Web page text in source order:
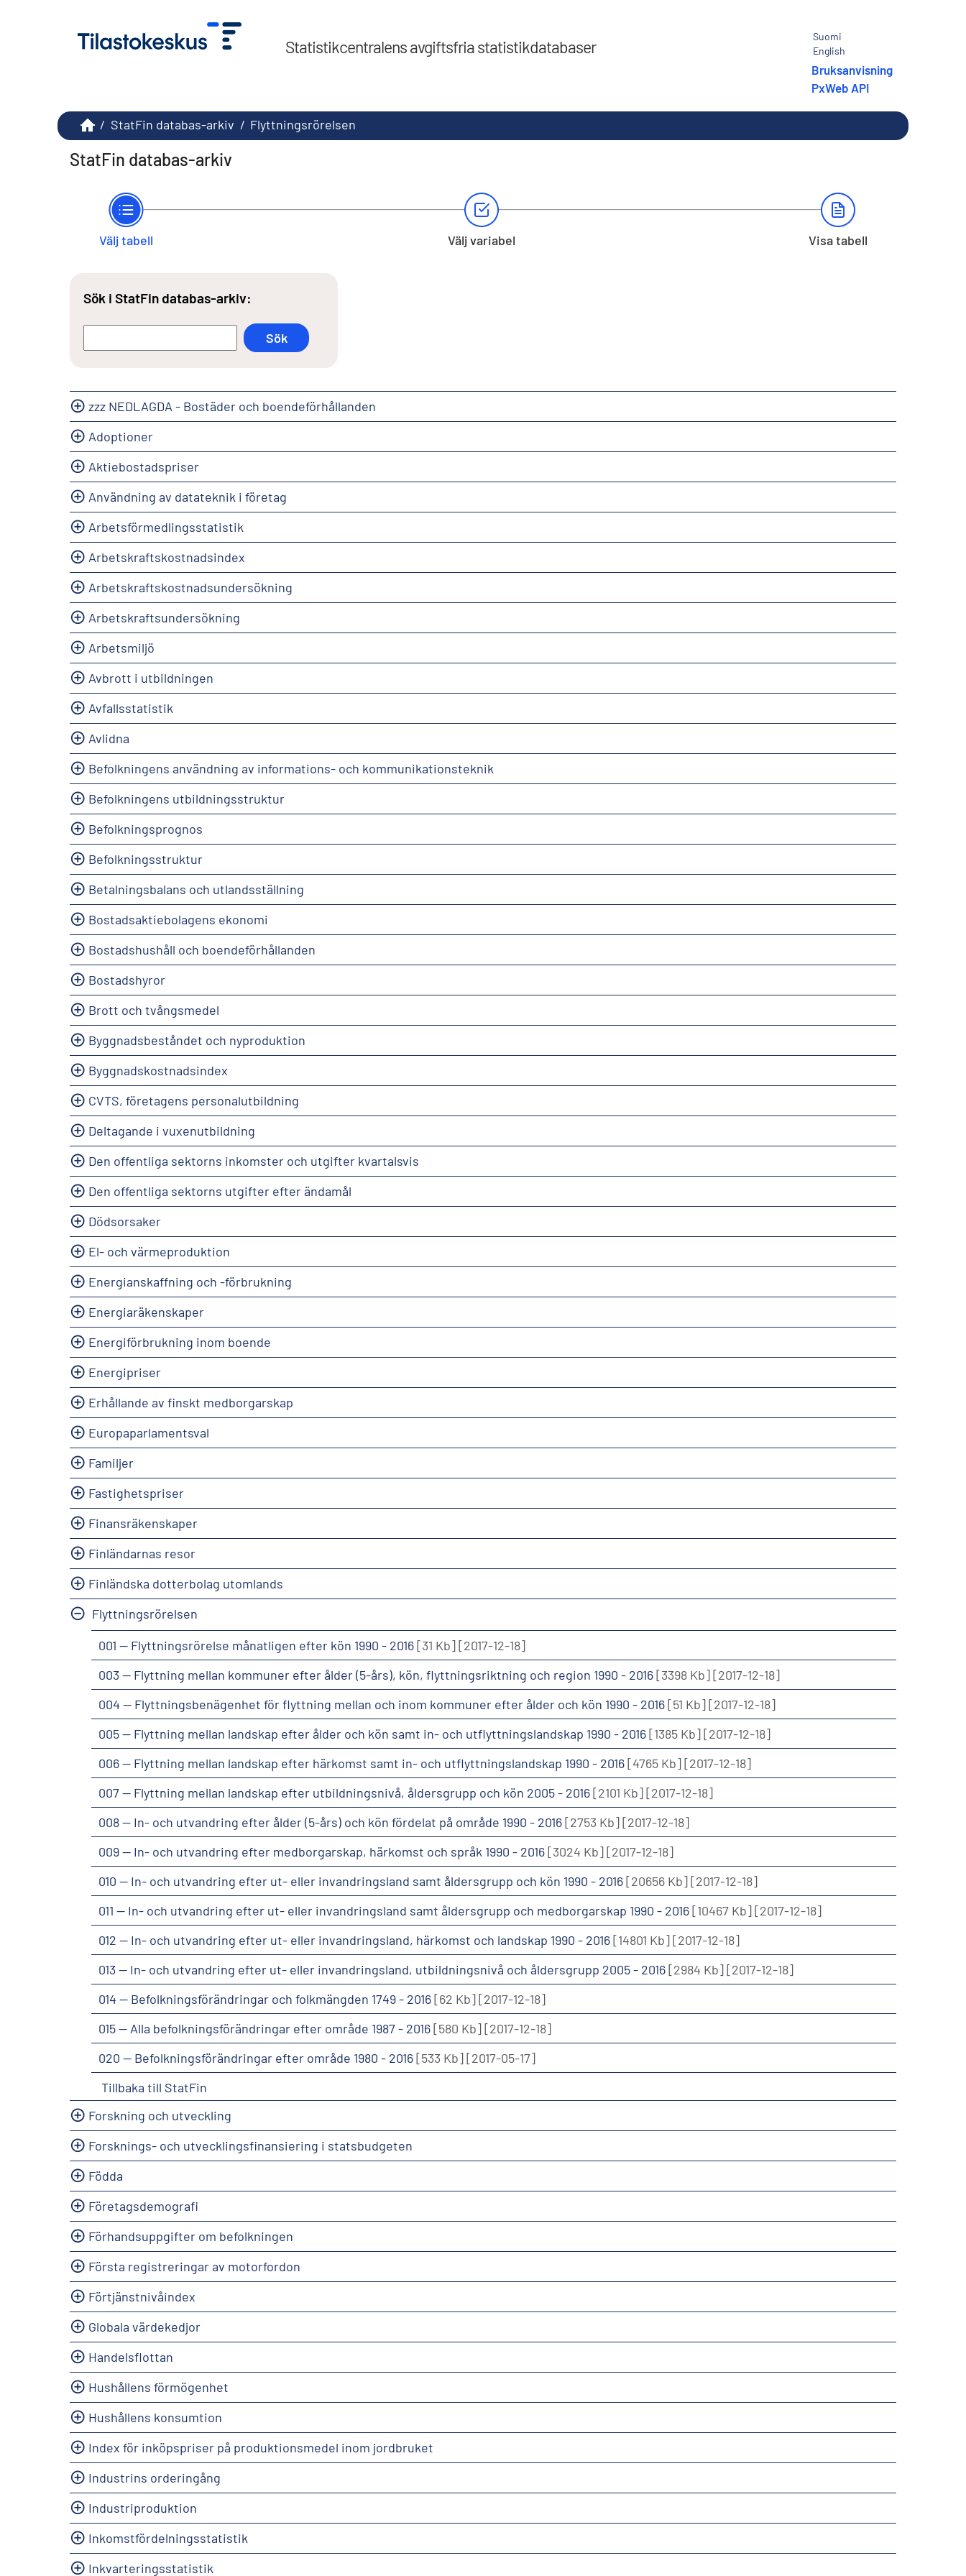
Statistikcentralens avgiftsfria statistikdatabaser
Suomi
English
Bruksanvisning
PxWeb API
/ StatFin databas-arkiv / Flyttningsrörelsen
StatFin databas-arkiv
Välj tabell Välj variabel Visa tabell
Sök i StatFin databas-arkiv:
zzz NEDLAGDA - Bostäder och boendeförhållanden
Adoptioner
Aktiebostadspriser
Användning av datateknik i företag
Arbetsförmedlingsstatistik
Arbetskraftskostnadsindex
Arbetskraftskostnadsundersökning
Arbetskraftsundersökning
Arbetsmiljö
Avbrott i utbildningen
Avfallsstatistik
Avlidna
Befolkningens användning av informations- och kommunikationsteknik
Befolkningens utbildningsstruktur
Befolkningsprognos
Befolkningsstruktur
Betalningsbalans och utlandsställning
Bostadsaktiebolagens ekonomi
Bostadshushåll och boendeförhållanden
Bostadshyror
Brott och tvångsmedel
Byggnadsbeståndet och nyproduktion
Byggnadskostnadsindex
CVTS, företagens personalutbildning
Deltagande i vuxenutbildning
Den offentliga sektorns inkomster och utgifter kvartalsvis
Den offentliga sektorns utgifter efter ändamål
Dödsorsaker
El- och värmeproduktion
Energianskaffning och -förbrukning
Energiaräkenskaper
Energiförbrukning inom boende
Energipriser
Erhållande av finskt medborgarskap
Europaparlamentsval
Familjer
Fastighetspriser
Finansräkenskaper
Finländarnas resor
Finländska dotterbolag utomlands
Flyttningsrörelsen
001 -- Flyttningsrörelse månatligen efter kön 1990 - 2016[31 Kb][2017-12-18]
003 -- Flyttning mellan kommuner efter ålder (5-års), kön, flyttningsriktning och region 1990 - 2016[3398 Kb][2017-12-18]
004 -- Flyttningsbenägenhet för flyttning mellan och inom kommuner efter ålder och kön 1990 - 2016[51 Kb][2017-12-18]
005 -- Flyttning mellan landskap efter ålder och kön samt in- och utflyttningslandskap 1990 - 2016[1385 Kb][2017-12-18]
006 -- Flyttning mellan landskap efter härkomst samt in- och utflyttningslandskap 1990 - 2016[4765 Kb][2017-12-18]
007 -- Flyttning mellan landskap efter utbildningsnivå, åldersgrupp och kön 2005 - 2016[2101 Kb][2017-12-18]
008 -- In- och utvandring efter ålder (5-års) och kön fördelat på område 1990 - 2016[2753 Kb][2017-12-18]
009 -- In- och utvandring efter medborgarskap, härkomst och språk 1990 - 2016[3024 Kb][2017-12-18]
010 -- In- och utvandring efter ut- eller invandringsland samt åldersgrupp och kön 1990 - 2016[20656 Kb][2017-12-18]
011 -- In- och utvandring efter ut- eller invandringsland samt åldersgrupp och medborgarskap 1990 - 2016[10467 Kb][2017-12-18]
012 -- In- och utvandring efter ut- eller invandringsland, härkomst och landskap 1990 - 2016[14801 Kb][2017-12-18]
013 -- In- och utvandring efter ut- eller invandringsland, utbildningsnivå och åldersgrupp 2005 - 2016[2984 Kb][2017-12-18]
014 -- Befolkningsförändringar och folkmängden 1749 - 2016[62 Kb][2017-12-18]
015 -- Alla befolkningsförändringar efter område 1987 - 2016[580 Kb][2017-12-18]
020 -- Befolkningsförändringar efter område 1980 - 2016[533 Kb][2017-05-17]
Tillbaka till StatFin
Forskning och utveckling
Forsknings- och utvecklingsfinansiering i statsbudgeten
Födda
Företagsdemografi
Förhandsuppgifter om befolkningen
Första registreringar av motorfordon
Förtjänstnivåindex
Globala värdekedjor
Handelsflottan
Hushållens förmögenhet
Hushållens konsumtion
Index för inköpspriser på produktionsmedel inom jordbruket
Industrins orderingång
Industriproduktion
Inkomstfördelningsstatistik
Inkvarteringsstatistik